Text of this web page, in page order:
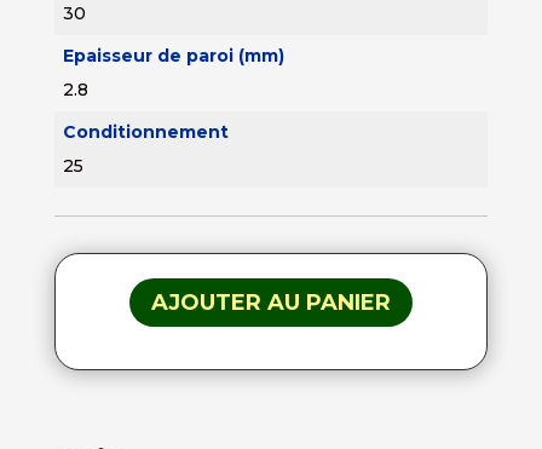
30
Epaisseur de paroi (mm)
2.8
Conditionnement
25
AJOUTER AU PANIER